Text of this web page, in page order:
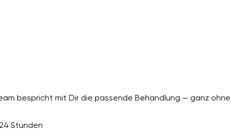
bespricht mit Dir die passende Behandlung — ganz
Stunden